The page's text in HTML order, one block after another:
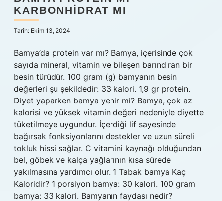
KARBONHIDRAT MI
Tarih: Ekim 13, 2024
Bamya’da protein var mı? Bamya, içerisinde çok
sayıda mineral, vitamin ve bileşen barındıran bir
besin türüdür. 100 gram (g) bamyanın besin
değerleri şu şekildedir: 33 kalori. 1,9 gr protein.
Diyet yaparken bamya yenir mi? Bamya, çok az
kalorisi ve yüksek vitamin değeri nedeniyle diyette
tüketilmeye uygundur. İçerdiği lif sayesinde
bağırsak fonksiyonlarını destekler ve uzun süreli
tokluk hissi sağlar. C vitamini kaynağı olduğundan
bel, göbek ve kalça yağlarının kısa sürede
yakılmasına yardımcı olur. 1 Tabak bamya Kaç
Kaloridir? 1 porsiyon bamya: 30 kalori. 100 gram
bamya: 33 kalori. Bamyanın faydası nedir?